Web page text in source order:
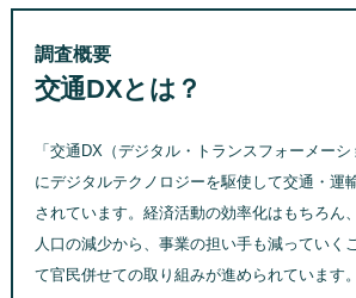
調査概要
交通DXとは？
「交通DX（デジタル・トランスフォーメー
にデジタルテクノロジーを駆使して交通・運
されています。経済活動の効率化はもちろん
人口の減少から、事業の担い手も減っていく
て官民併せての取り組みが進められています。